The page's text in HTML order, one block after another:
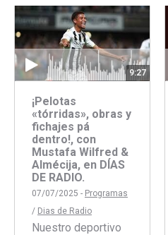
Facebook
Twitter
9:27
¡Pelotas
«tórridas», obras y
fichajes pá
dentro!, con
Mustafa Wilfred &
Almécija, en DÍAS
DE RADIO.
07/07/2025 - Programas
/ Dias de Radio
Nuestro deportivo